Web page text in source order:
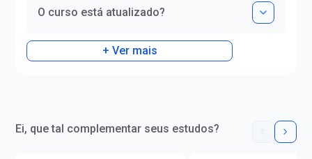
O curso está atualizado?
+ Ver mais
Ei, que tal complementar seus estudos?